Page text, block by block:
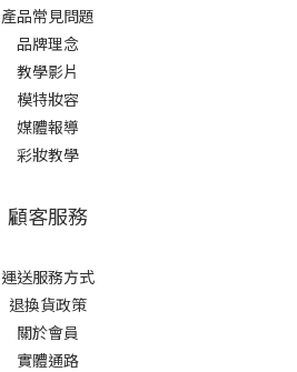
產品常見問題
品牌理念
教學影片
模特妝容
媒體報導
彩妝教學
顧客服務
運送服務方式
退換貨政策
關於會員
實體通路